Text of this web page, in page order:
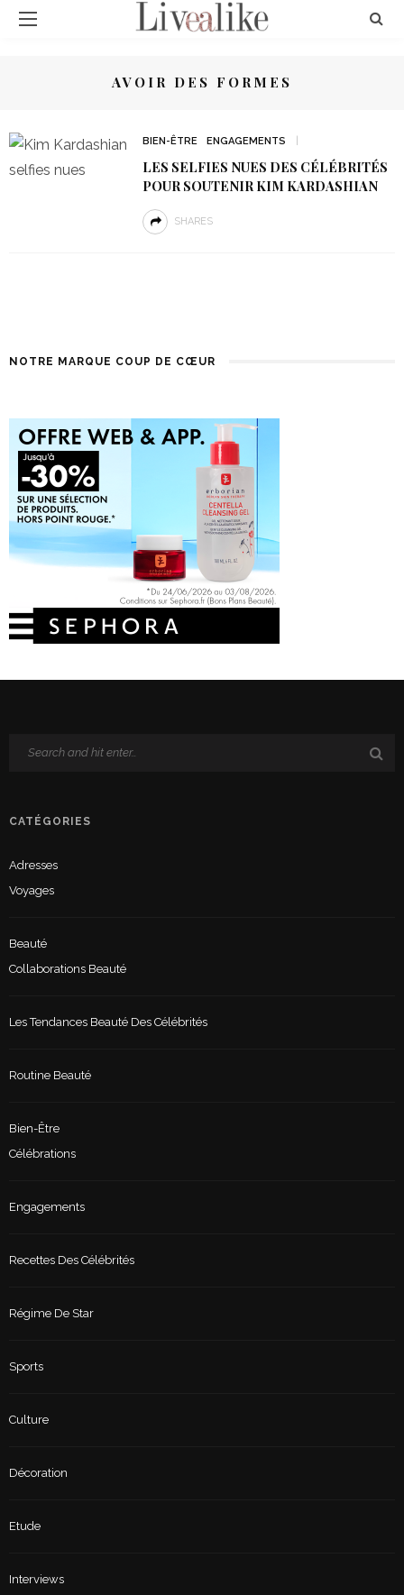
AVOIR DES FORMES
BIEN-ÊTRE ENGAGEMENTS
LES SELFIES NUES DES CÉLÉBRITÉS
POUR SOUTENIR KIM KARDASHIAN
SHARES
NOTRE MARQUE COUP DE CŒUR
CATÉGORIES
Adresses
Voyages
Beauté
Collaborations Beauté
Les Tendances Beauté Des Célébrités
Routine Beauté
Bien-Être
Célébrations
Engagements
Recettes Des Célébrités
Régime De Star
Sports
Culture
Décoration
Etude
Interviews